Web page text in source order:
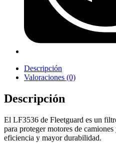
Descripción
Valoraciones (0)
Descripción
El LF3536 de Fleetguard es un
para proteger motores de
eficiencia y mayor durabilidad.